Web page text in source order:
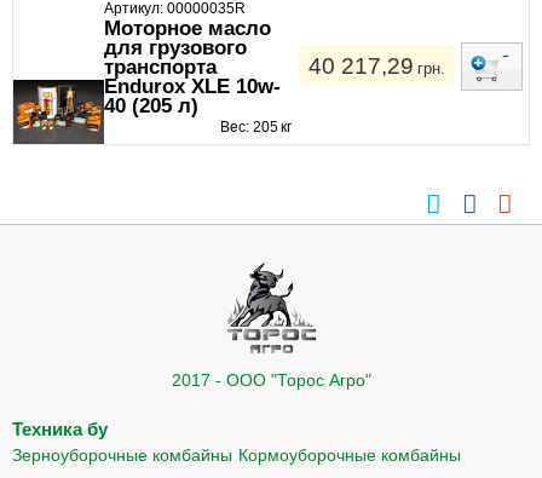
Артикул: 00000035R
Моторное масло
для грузового
транспорта
Endurox XLE 10w-
40 (205 л)
Вес: 205 кг
40 217,29 грн.
2017 - ООО "Торос Агро"
Техника бу
Зерноуборочные комбайны Кормоуборочные комбайны